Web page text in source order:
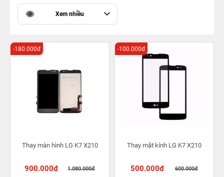
Xem nhiều
Thay màn hình LG K7 X210
900.000đ 1.080.000đ
-180.000đ
Thay mặt kính LG K7 X210
500.000đ 600.000đ
-100.000đ